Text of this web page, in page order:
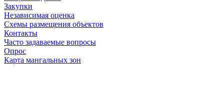
Закупки
Независимая оценка
Схемы размещения объектов
Контакты
Часто задаваемые вопросы
Опрос
Карта мангальных зон